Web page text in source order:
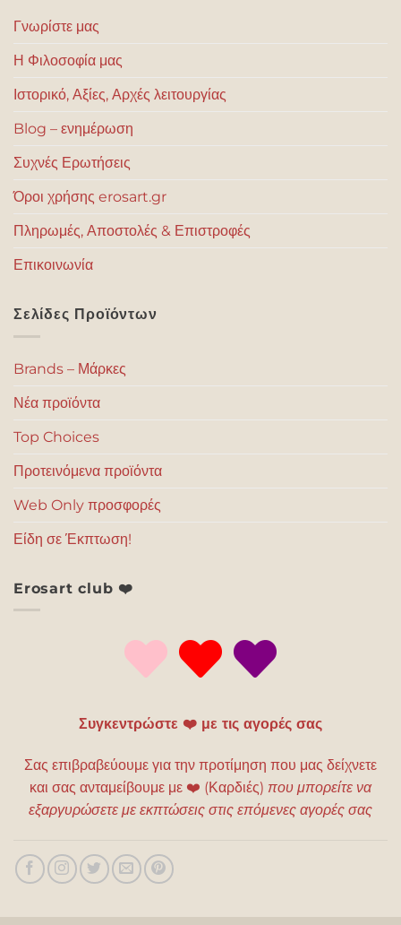
Γνωρίστε μας
Η Φιλοσοφία μας
Ιστορικό, Αξίες, Αρχές λειτουργίας
Blog – ενημέρωση
Συχνές Ερωτήσεις
Όροι χρήσης erosart.gr
Πληρωμές, Αποστολές & Επιστροφές
Επικοινωνία
Σελίδες Προϊόντων
Brands – Μάρκες
Νέα προϊόντα
Top Choices
Προτεινόμενα προϊόντα
Web Only προσφορές
Είδη σε Έκπτωση!
Erosart club ❤️
Συγκεντρώστε ❤️ με τις αγορές σας
Σας επιβραβεύουμε για την προτίμηση που μας δείχνετε
και σας ανταμείβουμε με ❤️ (Καρδιές) που μπορείτε να
εξαργυρώσετε με εκπτώσεις στις επόμενες αγορές σας